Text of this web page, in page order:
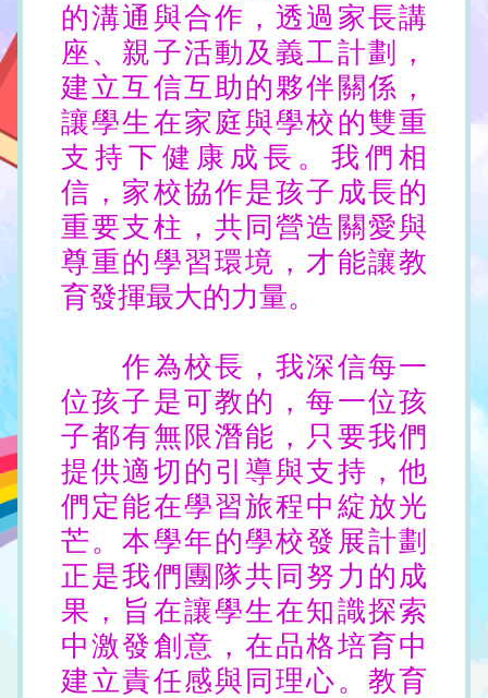
的溝通與合作，透過家長講
座、親子活動及義工計劃，
建立互信互助的夥伴關係，
讓學生在家庭與學校的雙重
支持下健康成長。我們相
信，家校協作是孩子成長的
重要支柱，共同營造關愛與
尊重的學習環境，才能讓教
育發揮最大的力量。
作為校長，我深信每一
位孩子是可教的，每一位孩
子都有無限潛能，只要我們
提供適切的引導與支持，他
們定能在學習旅程中綻放光
芒。本學年的學校發展計劃
正是我們團隊共同努力的成
果，旨在讓學生在知識探索
中激發創意，在品格培育中
建立責任感與同理心。教育